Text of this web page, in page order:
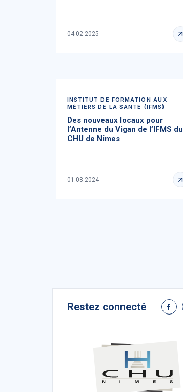
04.02.2025
INSTITUT DE FORMATION AUX
MÉTIERS DE LA SANTÉ (IFMS)
Des nouveaux locaux pour
l’Antenne du Vigan de l’IFMS du
CHU de Nîmes
01.08.2024
Restez connecté